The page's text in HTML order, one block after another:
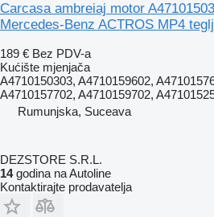
Carcasa ambreiaj motor
Mercedes-Benz ACTROS MP4
189 € Bez PDV-a
Kućište mjenjača
A4710150303, A4710159602,
A4710157702, A4710159702,
Rumunjska, Suceava
DEZSTORE S.R.L.
14godina na Autoline
Kontaktirajte prodavatelja